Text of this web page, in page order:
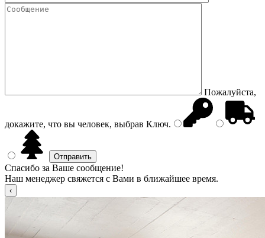
Пожалуйста,
докажите, что вы человек, выбрав Ключ.
Спасибо за Ваше сообщение!
Наш менеджер свяжется с Вами в ближайшее время.